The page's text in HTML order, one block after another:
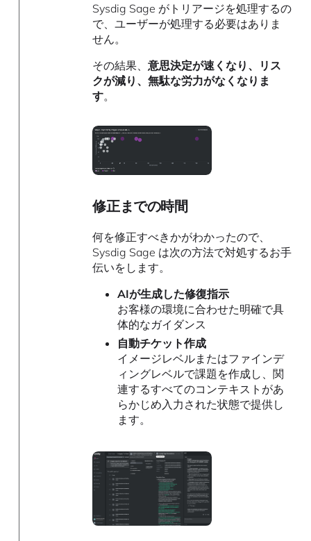
Sysdig Sage がトリアージを処理するの
で、ユーザーが処理する必要はありま
せん。
その結果、意思決定が速くなり、リス
クが減り、無駄な労力がなくなりま
す。
修正までの時間
何を修正すべきかがわかったので、
Sysdig Sage は次の方法で対処するお手
伝いをします。
AIが生成した修復指示
お客様の環境に合わせた明確で具
体的なガイダンス
自動チケット作成
イメージレベルまたはファインデ
ィングレベルで課題を作成し、関
連するすべてのコンテキストがあ
らかじめ入力された状態で提供し
ます。